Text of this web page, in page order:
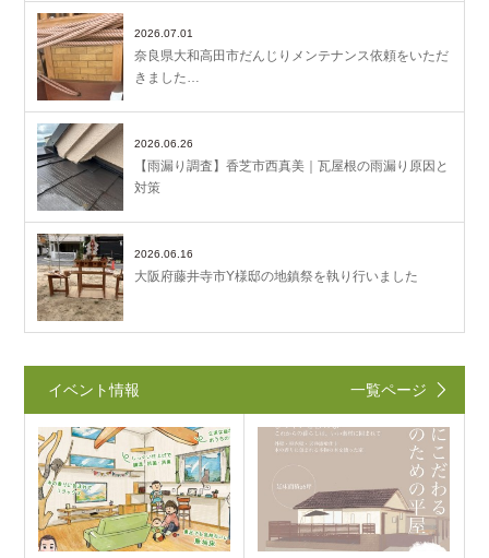
2026.07.01
奈良県大和高田市だんじりメンテナンス依頼をいただ
きました…
2026.06.26
【雨漏り調査】香芝市西真美｜瓦屋根の雨漏り原因と
対策
2026.06.16
大阪府藤井寺市Y様邸の地鎮祭を執り行いました
イベント情報 一覧ページ